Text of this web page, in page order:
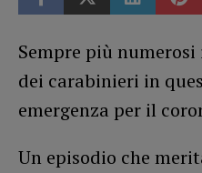
Sempre più
dei carabinieri in
emergenza per il
Un episodio che